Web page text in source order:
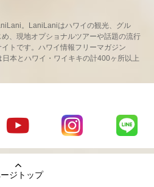
。LaniLaniはハワイの観光、グル
、現地オプショナルツアーや話題の流行
トです。ハワイ情報フリーマガジン
本とハワイ・ワイキキの計400ヶ所以上
の
Youtube
チャンネ
ジトップ